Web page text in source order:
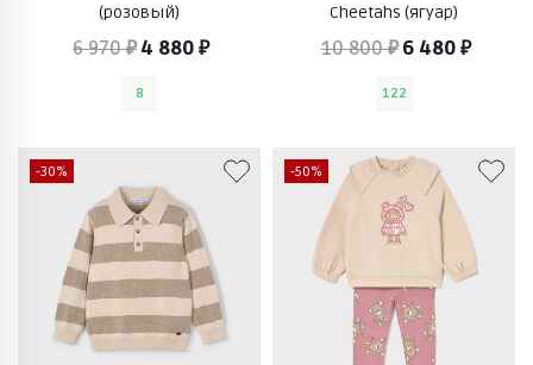
(розовый)
6 970 ₽ 4 880 ₽
8
Cheetahs (ягуар)
10 800 ₽ 6 480 ₽
122
-30% -50%